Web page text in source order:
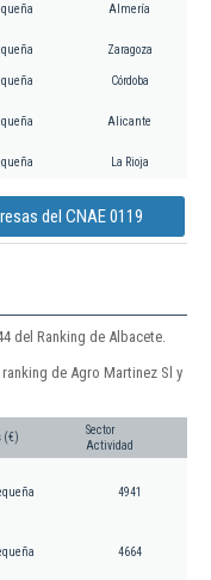
Almería
Zaragoza
Córdoba
Alicante
La Rioja
del CNAE 0119
del Ranking de Albacete.
de Agro Martinez Sl y
(€)
Sector
Actividad
4941
4664